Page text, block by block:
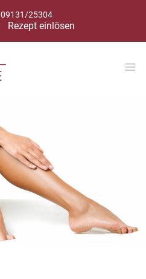
09131/25304
Rezept einlösen